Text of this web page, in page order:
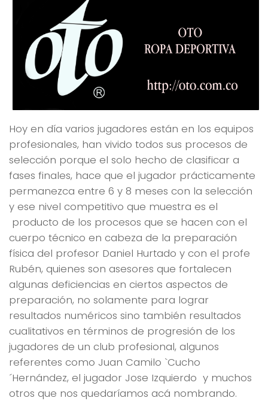
Hoy en día varios jugadores están en los equipos
profesionales, han vivido todos sus procesos de
selección porque el solo hecho de clasificar a
fases finales, hace que el jugador prácticamente
permanezca entre 6 y 8 meses con la selección
y ese nivel competitivo que muestra es el
producto de los procesos que se hacen con el
cuerpo técnico en cabeza de la preparación
física del profesor Daniel Hurtado y con el profe
Rubén, quienes son asesores que fortalecen
algunas deficiencias en ciertos aspectos de
preparación, no solamente para lograr
resultados numéricos sino también resultados
cualitativos en términos de progresión de los
jugadores de un club profesional, algunos
referentes como Juan Camilo `Cucho
´Hernández, el jugador Jose Izquierdo y muchos
otros que nos quedaríamos acá nombrando.